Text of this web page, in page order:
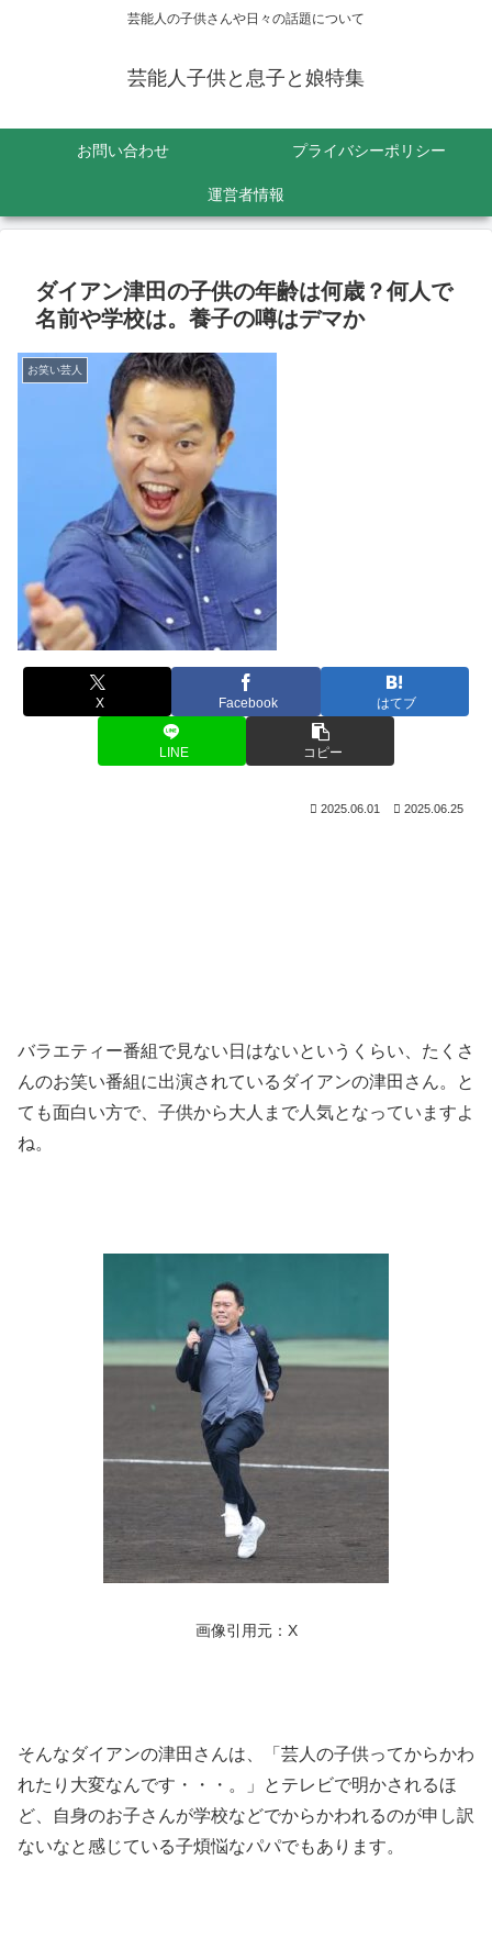
芸能人の子供さんや日々の話題について
芸能人子供と息子と娘特集
お問い合わせ プライバシーポリシー
運営者情報
ダイアン津田の子供の年齢は何歳？何人で
名前や学校は。養子の噂はデマか
お笑い芸人
X Facebook はてブ
LINE コピー
2025.06.01 2025.06.25
バラエティー番組で見ない日はないというくらい、たくさ
んのお笑い番組に出演されているダイアンの津田さん。と
ても面白い方で、子供から大人まで人気となっていますよ
ね。
画像引用元：X
そんなダイアンの津田さんは、「芸人の子供ってからかわ
れたり大変なんです・・・。」とテレビで明かされるほ
ど、自身のお子さんが学校などでからかわれるのが申し訳
ないなと感じている子煩悩なパパでもあります。